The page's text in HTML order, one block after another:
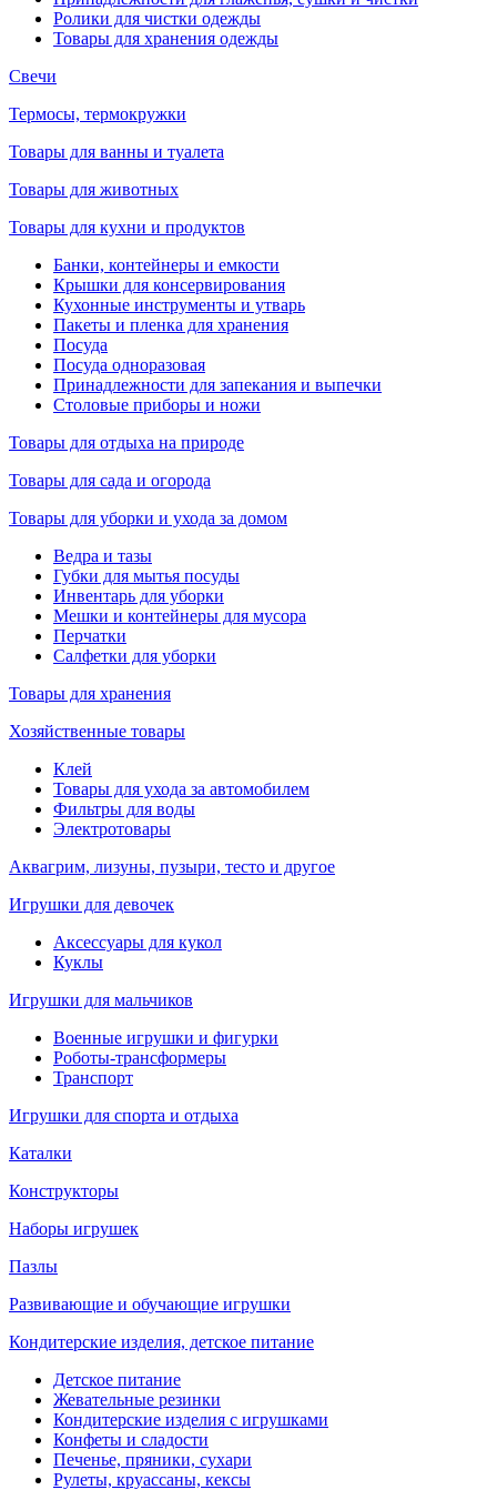
Ролики для чистки одежды
Товары для хранения одежды
Свечи
Термосы, термокружки
Товары для ванны и туалета
Товары для животных
Товары для кухни и продуктов
Банки, контейнеры и емкости
Крышки для консервирования
Кухонные инструменты и утварь
Пакеты и пленка для хранения
Посуда
Посуда одноразовая
Принадлежности для запекания и выпечки
Столовые приборы и ножи
Товары для отдыха на природе
Товары для сада и огорода
Товары для уборки и ухода за домом
Ведра и тазы
Губки для мытья посуды
Инвентарь для уборки
Мешки и контейнеры для мусора
Перчатки
Салфетки для уборки
Товары для хранения
Хозяйственные товары
Клей
Товары для ухода за автомобилем
Фильтры для воды
Электротовары
Аквагрим, лизуны, пузыри, тесто и другое
Игрушки для девочек
Аксессуары для кукол
Куклы
Игрушки для мальчиков
Военные игрушки и фигурки
Роботы-трансформеры
Транспорт
Игрушки для спорта и отдыха
Каталки
Конструкторы
Наборы игрушек
Пазлы
Развивающие и обучающие игрушки
Кондитерские изделия, детское питание
Детское питание
Жевательные резинки
Кондитерские изделия с игрушками
Конфеты и сладости
Печенье, пряники, сухари
Рулеты, круассаны, кексы